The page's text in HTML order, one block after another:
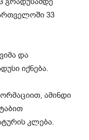
33
და
იქნება.
ამინდი
კლება.